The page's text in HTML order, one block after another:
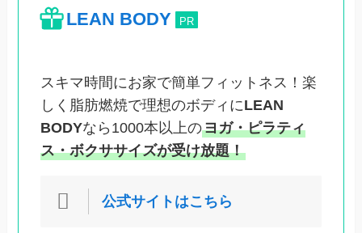
LEAN BODY PR
スキマ時間にお家で簡単フィットネス！楽
しく脂肪燃焼で理想のボディにLEAN
BODYなら1000本以上のヨガ・ピラティ
ス・ボクササイズが受け放題！
公式サイトはこちら